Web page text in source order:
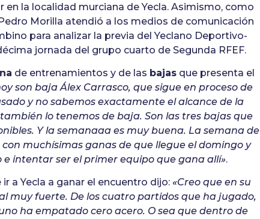
la localidad murciana de Yecla. Asimismo, como
Morilla atendió a los medios de comunicación
para analizar la previa del Yeclano Deportivo-
jornada del grupo cuarto de Segunda RFEF.
de entrenamientos y de las bajas que presenta el
son baja Álex Carrasco, que sigue en proceso de
y no sabemos exactamente el alcance de la
lo tenemos de baja. Son las tres bajas que
Y la semanaaa es muy buena. La semana de
muchísimas ganas de que llegue el domingo y
intentar ser el primer equipo que gana allí».
a Yecla a ganar el encuentro dijo: «Creo que en su
muy fuerte. De los cuatro partidos que ha jugado,
ha empatado cero acero. O sea que dentro de